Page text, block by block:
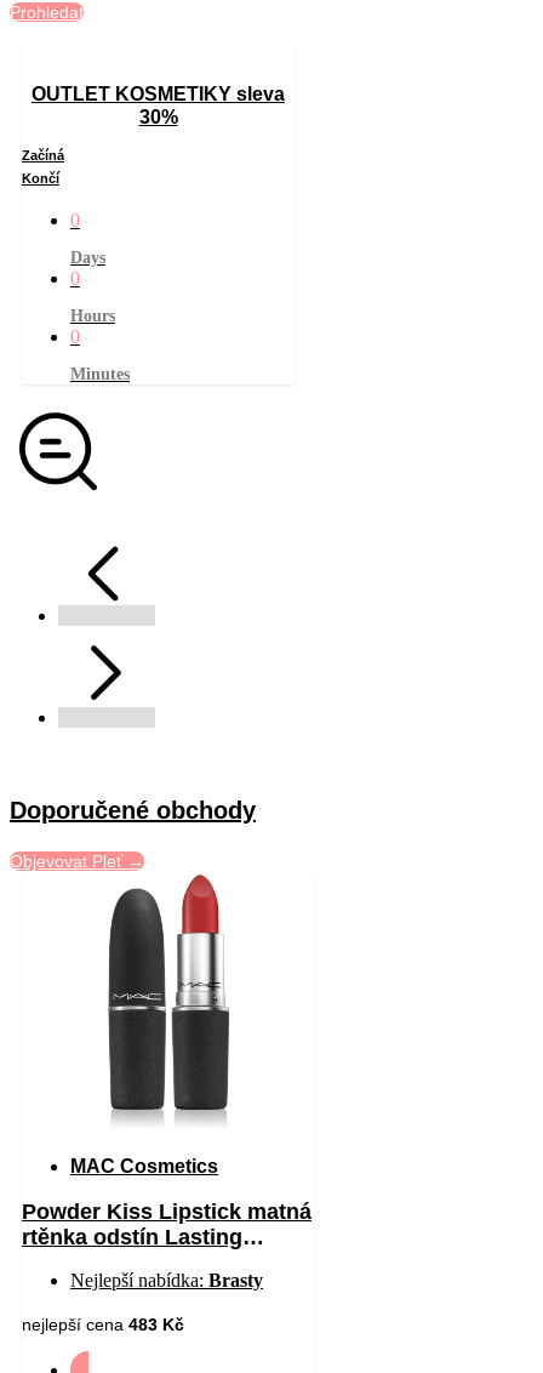
Prohledat
OUTLET KOSMETIKY sleva
30%
Začíná
Končí
0
Days
0
Hours
0
Minutes
Doporučené obchody
Objevovat Pleť →
MAC Cosmetics
Powder Kiss Lipstick matná
rtěnka odstín Lasting
Nejlepší nabídka: Brasty
nejlepší cena 483 Kč